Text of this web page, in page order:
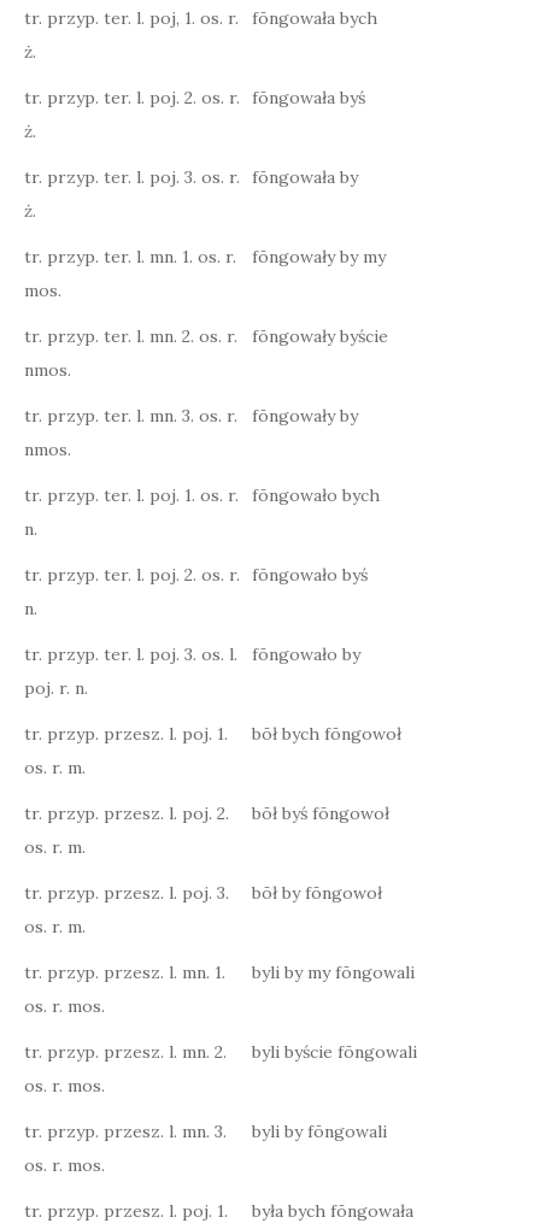
tr. przyp. ter. l. poj, 1. os. r.
ż.
fōngowała bych
tr. przyp. ter. l. poj. 2. os. r.
ż.
fōngowała byś
tr. przyp. ter. l. poj. 3. os. r.
ż.
fōngowała by
tr. przyp. ter. l. mn. 1. os. r.
mos.
fōngowały by my
tr. przyp. ter. l. mn. 2. os. r.
nmos.
fōngowały byście
tr. przyp. ter. l. mn. 3. os. r.
nmos.
fōngowały by
tr. przyp. ter. l. poj. 1. os. r.
n.
fōngowało bych
tr. przyp. ter. l. poj. 2. os. r.
n.
fōngowało byś
tr. przyp. ter. l. poj. 3. os. l.
poj. r. n.
fōngowało by
tr. przyp. przesz. l. poj. 1.
os. r. m.
bōł bych fōngowoł
tr. przyp. przesz. l. poj. 2.
os. r. m.
bōł byś fōngowoł
tr. przyp. przesz. l. poj. 3.
os. r. m.
bōł by fōngowoł
tr. przyp. przesz. l. mn. 1.
os. r. mos.
byli by my fōngowali
tr. przyp. przesz. l. mn. 2.
os. r. mos.
byli byście fōngowali
tr. przyp. przesz. l. mn. 3.
os. r. mos.
byli by fōngowali
tr. przyp. przesz. l. poj. 1.
była bych fōngowała